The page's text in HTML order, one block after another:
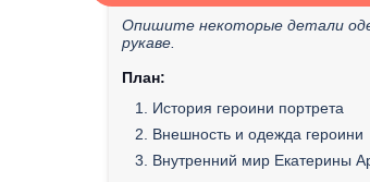
Опишите некоторые детали
рукаве.
План:
1. История героини портрета
2. Внешность и одежда героини
3. Внутренний мир Екатерины